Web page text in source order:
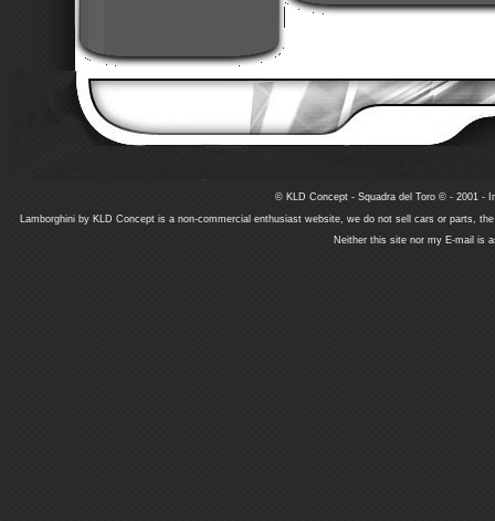
© KLD Concept - Squadra del Toro © - 2001 -
Lamborghini by KLD Concept is a non-commercial enthusiast website, we do not sell cars or parts,
Neither this site nor my E-mail is